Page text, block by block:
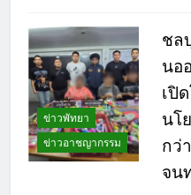
ข่าวพัทยา
ข่าวอาชญากรรม
ชล
นอ
เปิ
นโ
กว่
จน